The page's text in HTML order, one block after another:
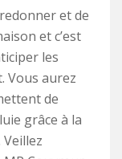
et de
et c’est
les
Vous aurez
de
grâce à la